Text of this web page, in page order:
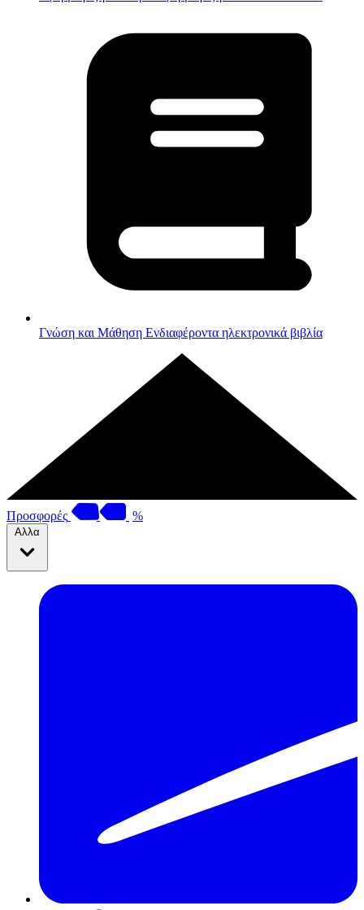
Γνώση και Μάθηση Ενδιαφέροντα ηλεκτρονικά βιβλία
Προσφορές %
Αλλα